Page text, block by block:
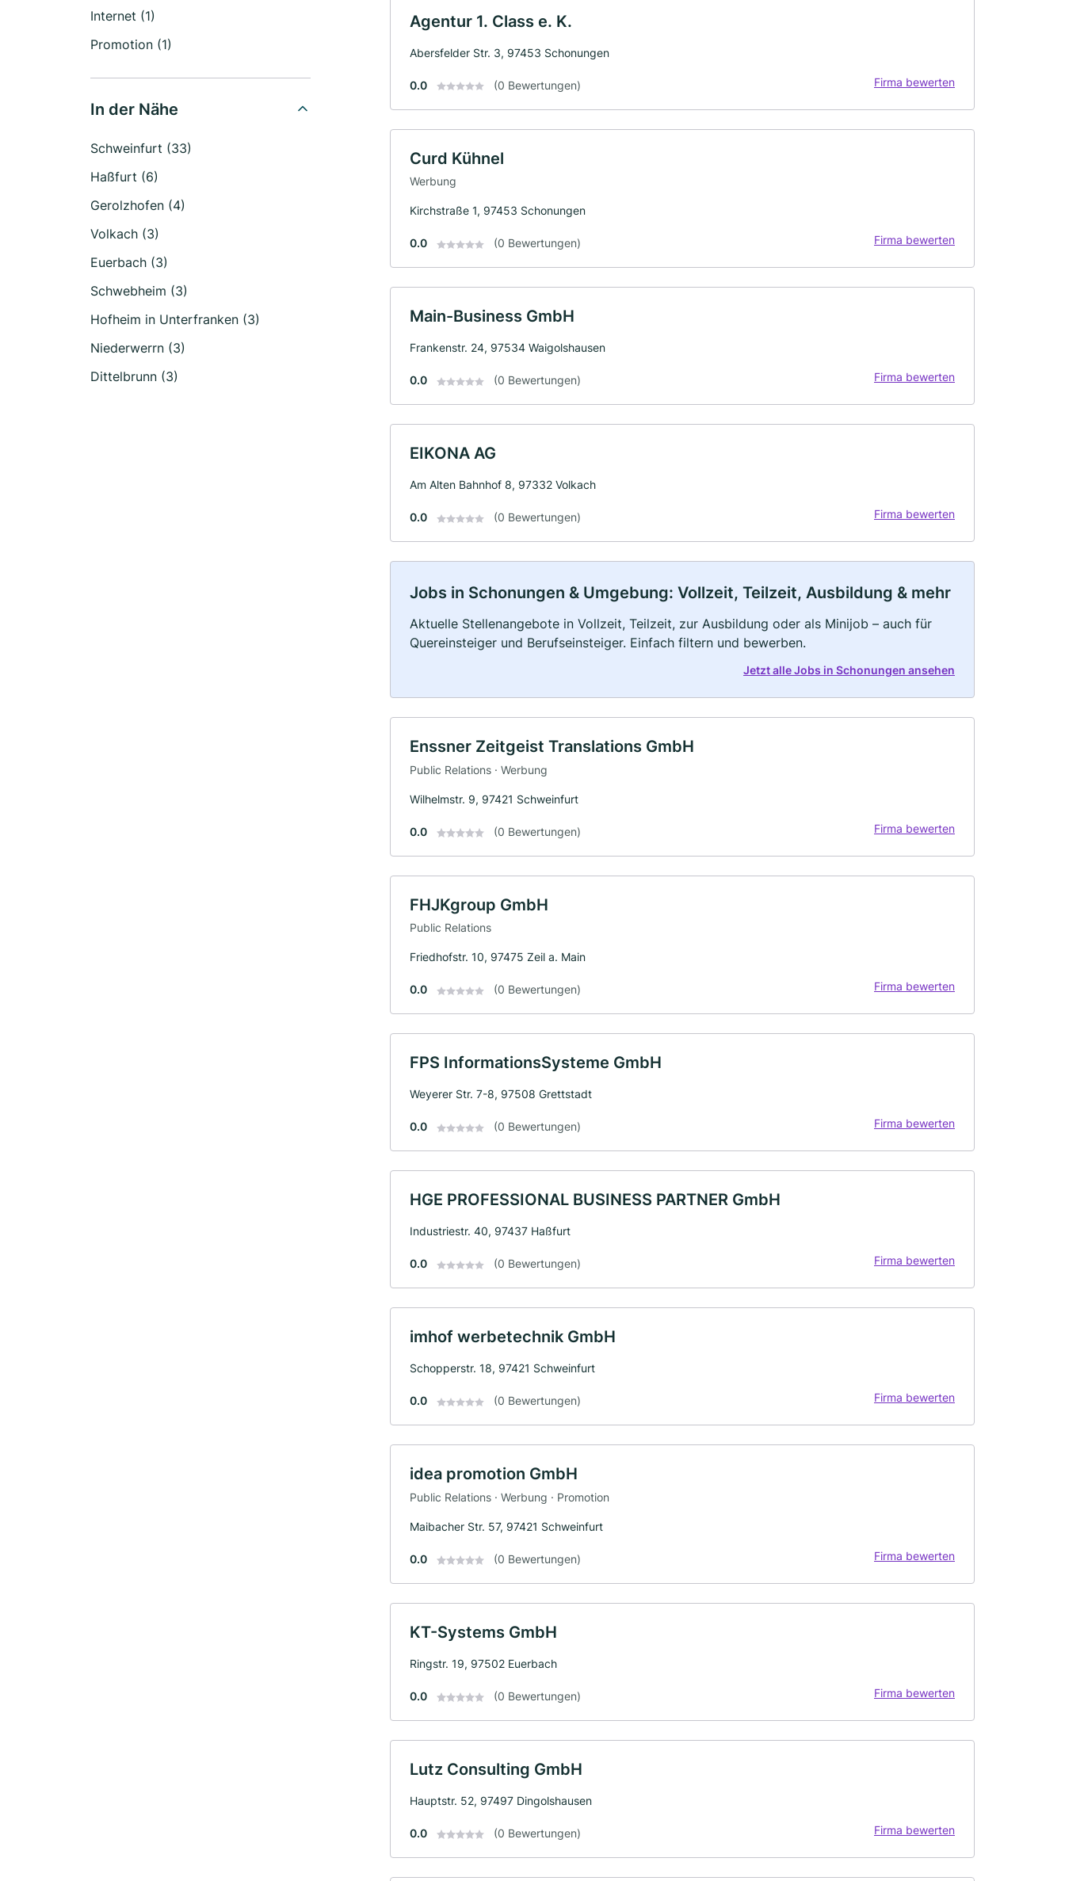
Internet (1)
Promotion (1)
In der Nähe
Schweinfurt (33)
Haßfurt (6)
Gerolzhofen (4)
Volkach (3)
Euerbach (3)
Schwebheim (3)
Hofheim in Unterfranken (3)
Niederwerrn (3)
Dittelbrunn (3)
Agentur 1. Class e. K.
Abersfelder Str. 3, 97453 Schonungen
0.0 (0 Bewertungen) Firma bewerten
Curd Kühnel
Werbung
Kirchstraße 1, 97453 Schonungen
0.0 (0 Bewertungen) Firma bewerten
Main-Business GmbH
Frankenstr. 24, 97534 Waigolshausen
0.0 (0 Bewertungen) Firma bewerten
EIKONA AG
Am Alten Bahnhof 8, 97332 Volkach
0.0 (0 Bewertungen) Firma bewerten
Jobs in Schonungen & Umgebung: Vollzeit, Teilzeit, Ausbildung & mehr
Aktuelle Stellenangebote in Vollzeit, Teilzeit, zur Ausbildung oder als Minijob – auch für
Quereinsteiger und Berufseinsteiger. Einfach filtern und bewerben.
Jetzt alle Jobs in Schonungen ansehen
Enssner Zeitgeist Translations GmbH
Public Relations · Werbung
Wilhelmstr. 9, 97421 Schweinfurt
0.0 (0 Bewertungen) Firma bewerten
FHJKgroup GmbH
Public Relations
Friedhofstr. 10, 97475 Zeil a. Main
0.0 (0 Bewertungen) Firma bewerten
FPS InformationsSysteme GmbH
Weyerer Str. 7-8, 97508 Grettstadt
0.0 (0 Bewertungen) Firma bewerten
HGE PROFESSIONAL BUSINESS PARTNER GmbH
Industriestr. 40, 97437 Haßfurt
0.0 (0 Bewertungen) Firma bewerten
imhof werbetechnik GmbH
Schopperstr. 18, 97421 Schweinfurt
0.0 (0 Bewertungen) Firma bewerten
idea promotion GmbH
Public Relations · Werbung · Promotion
Maibacher Str. 57, 97421 Schweinfurt
0.0 (0 Bewertungen) Firma bewerten
KT-Systems GmbH
Ringstr. 19, 97502 Euerbach
0.0 (0 Bewertungen) Firma bewerten
Lutz Consulting GmbH
Hauptstr. 52, 97497 Dingolshausen
0.0 (0 Bewertungen) Firma bewerten